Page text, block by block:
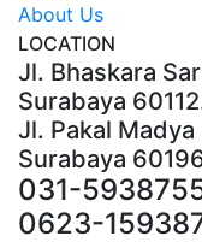
About Us
LOCATION
Jl. Bhaskara
Surabaya
Jl. Pakal Madya
Surabaya
031-
0623-